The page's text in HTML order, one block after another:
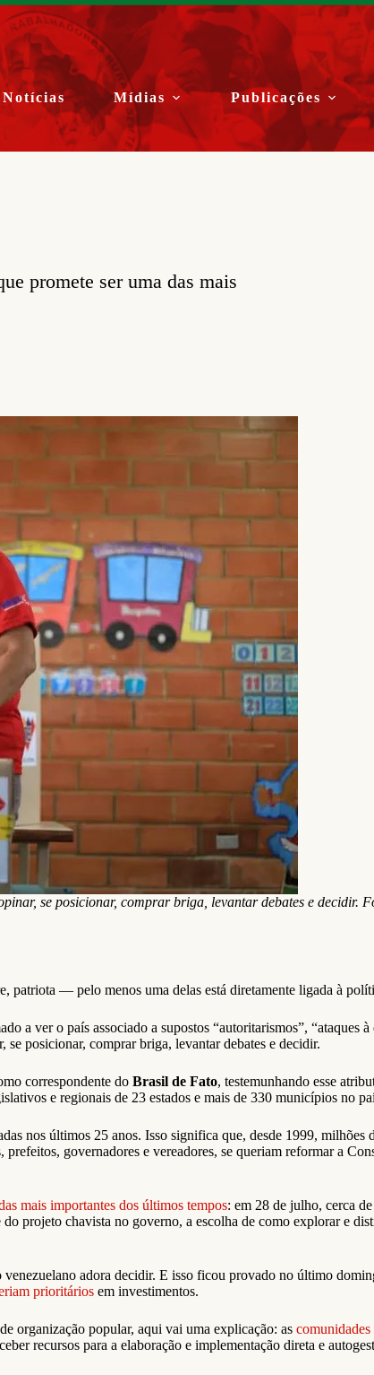
Notícias Mídias Publicações
promete ser uma das mais
se posicionar, comprar briga, levantar debates e decidir.
patriota — pelo menos uma delas está diretamente ligada à
a ver o país associado a supostos “autoritarismos”,
posicionar, comprar briga, levantar debates e decidir.
correspondente do Brasil de Fato, testemunhando esse
e regionais de 23 estados e mais de 330 municípios no
nos últimos 25 anos. Isso significa que, desde 1999, milhões
governadores e vereadores, se queriam reformar a
mais importantes dos últimos tempos: em 28 de julho, cerca
projeto chavista no governo, a escolha de como explorar e
adora decidir. E isso ficou provado no último
prioritários em investimentos.
organização popular, aqui vai uma explicação: as
recursos para a elaboração e implementação direta e